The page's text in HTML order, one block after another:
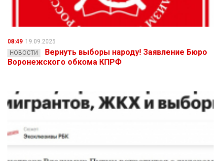
08:49 19.09.2025
НОВОСТИ
Вернуть выборы народу! Заявление Бюро
Воронежского обкома КПРФ